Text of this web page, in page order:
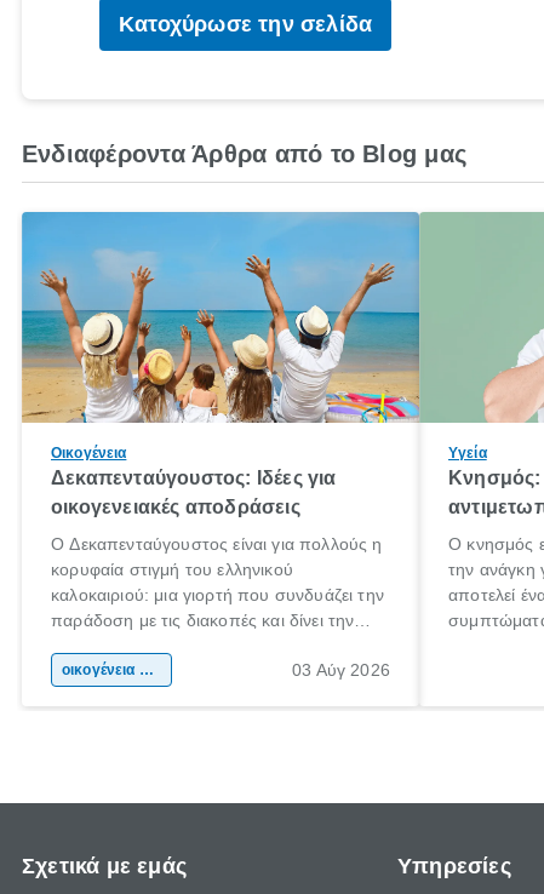
Κατοχύρωσε την σελίδα
Ενδιαφέροντα Άρθρα από το Blog μας
Οικογένεια
Δεκαπενταύγουστος: Ιδέες για
οικογενειακές αποδράσεις
Ο Δεκαπενταύγουστος είναι για πολλούς η
κορυφαία στιγμή του ελληνικού
καλοκαιριού: μια γιορτή που συνδυάζει την
παράδοση με τις διακοπές και δίνει την
χώρας. Είτε πρόκειται για λίγες μέρες
οικογένεια & παιδί 03 Αύγ 2026
Υγεία
Κνησμός:
Ο κνησμός
την ανάγκη
αποτελεί
Σχετικά με εμάς Υπηρεσίες